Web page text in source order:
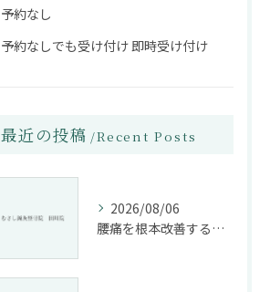
予約なし
予約なしでも受け付け 即時受け付け
最近の投稿 Recent Posts
2026/08/06
腰痛を根本改善する整骨院の施術とアドバイスの重要性